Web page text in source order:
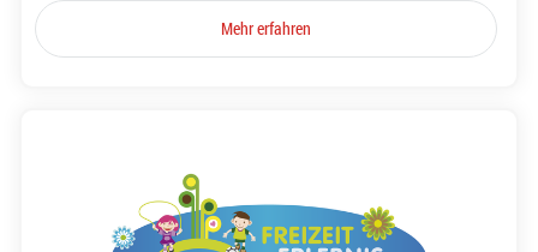
Mehr erfahren